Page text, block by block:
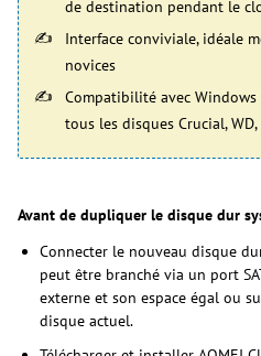
de destination pendant le
Interface conviviale, idéale
novices
Compatibilité avec Windows
tous les disques Crucial, WD,
Avant de dupliquer le disque dur
Connecter le nouveau disque
peut être branché via un port
externe et son espace égal ou
disque actuel.